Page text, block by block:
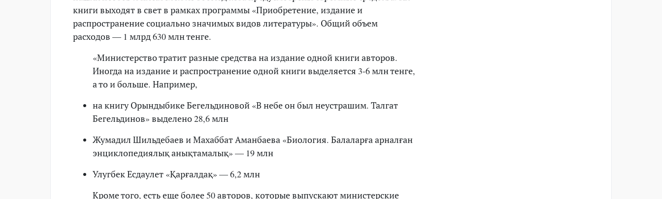
книги выходят в свет в рамках программы «Приобретение, издание и
распространение социально значимых видов литературы». Общий объем
расходов — 1 млрд 630 млн тенге.
«Министерство тратит разные средства на издание одной книги авторов.
Иногда на издание и распространение одной книги выделяется 3-6 млн тенге,
а то и больше. Например,
на книгу Орындыбике Бегельдиновой «В небе он был неустрашим. Талгат
Бегельдинов» выделено 28,6 млн
Жумадил Шильдебаев и Махаббат Аманбаева «Биология. Балаларға арналған
энциклопедиялық анықтамалық» — 19 млн
Улугбек Есдаулет «Қарғалдақ» — 6,2 млн
Кроме того, есть еще более 50 авторов, которые выпускают министерские